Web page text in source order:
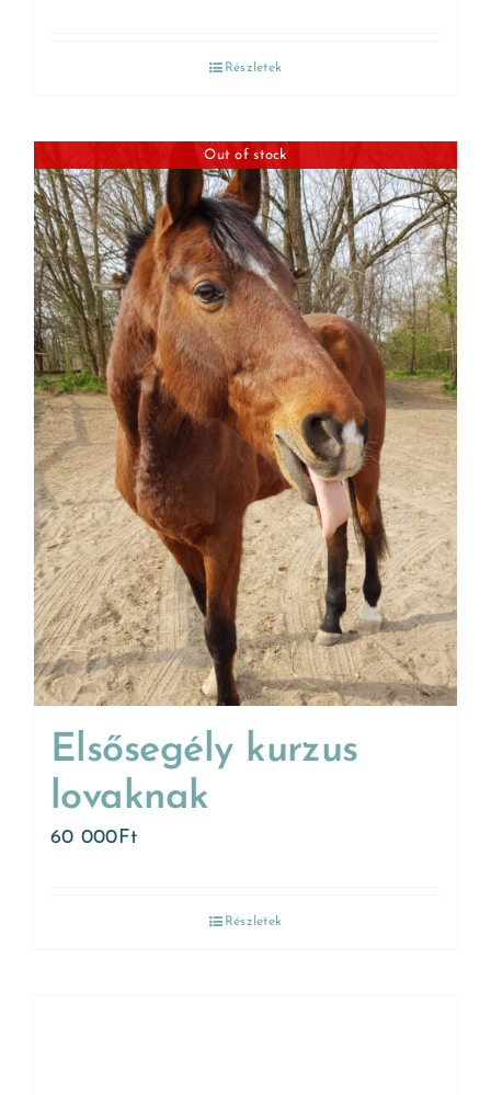
Részletek
Out of stock
Elsősegély kurzus
lovaknak
60 000Ft
Részletek